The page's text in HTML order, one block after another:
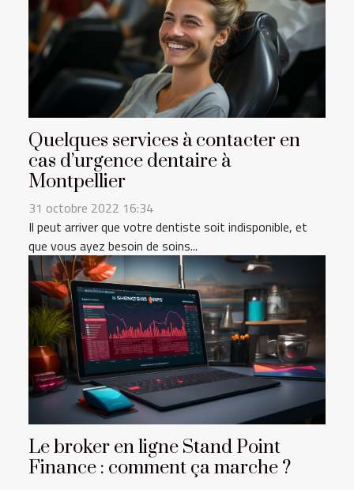
Quelques services à contacter en
cas d’urgence dentaire à
Montpellier
31 octobre 2022 16:34
Il peut arriver que votre dentiste soit indisponible, et
que vous ayez besoin de soins...
Le broker en ligne Stand Point
Finance : comment ça marche ?